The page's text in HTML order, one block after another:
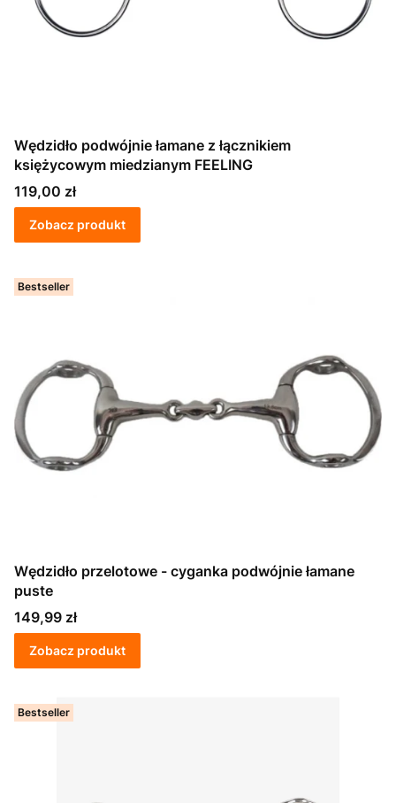
Wędzidło podwójnie łamane z łącznikiem
księżycowym miedzianym FEELING
Cena
119,00 zł
Zobacz produkt
Bestseller
Wędzidło przelotowe - cyganka podwójnie łamane
puste
Cena
149,99 zł
Zobacz produkt
Bestseller